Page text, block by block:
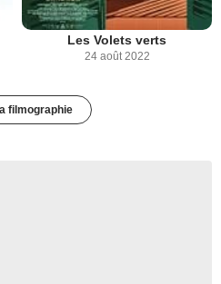
Les Volets verts
24 août 2022
filmographie